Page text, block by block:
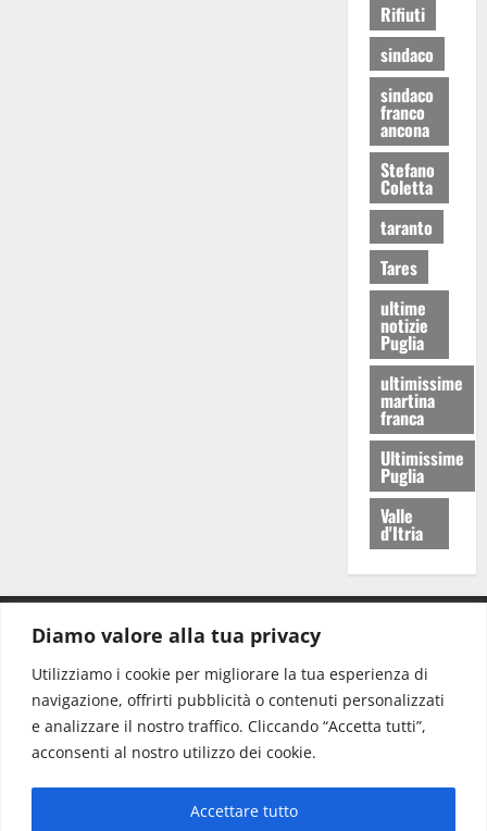
Diamo valore alla tua privacy
Utilizziamo i cookie per migliorare la tua esperienza di
navigazione, offrirti pubblicità o contenuti personalizzati
e analizzare il nostro traffico. Cliccando “Accetta tutti”,
acconsenti al nostro utilizzo dei cookie.
Accettare tutto
Rifiuti
sindaco
sindaco
franco
ancona
Stefano
Coletta
taranto
Tares
ultime
notizie
Puglia
ultimissime
martina
franca
Ultimissime
Puglia
Valle
d'Itria
Redazione: redazione@www.martinasera.it
Direttore:direttore@www.martinasera.it
Info & Commerciale:info@www.martinasera.it